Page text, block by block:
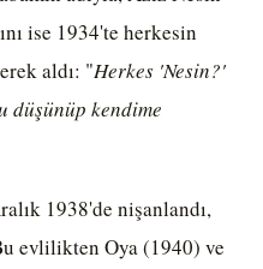
ise 1934'te herkesin
aldı: "Herkes 'Nesin?'
düşünüp kendime
1938'de nişanlandı,
evlilikten Oya (1940) ve